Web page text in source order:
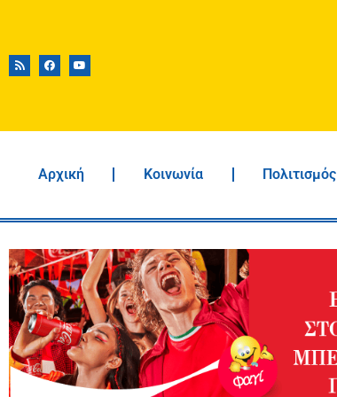
Αρχική Κοινωνία Πολιτισμός